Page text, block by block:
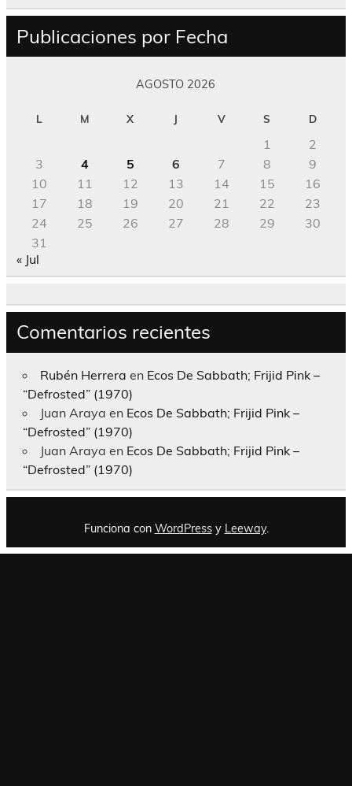
Publicaciones por Fecha
AGOSTO 2026
L M X J V S D
1
2
3
4 5 6 7 8
9
10
11 12 13 14 15
16
17
18 19 20 21 22
23
24
25 26 27 28 29
30
31
« Jul
Comentarios recientes
Rubén Herrera en Ecos De Sabbath; Frijid Pink –
“Defrosted” (1970)
Juan Araya en Ecos De Sabbath; Frijid Pink –
“Defrosted” (1970)
Juan Araya en Ecos De Sabbath; Frijid Pink –
“Defrosted” (1970)
Funciona con WordPressy Leeway.